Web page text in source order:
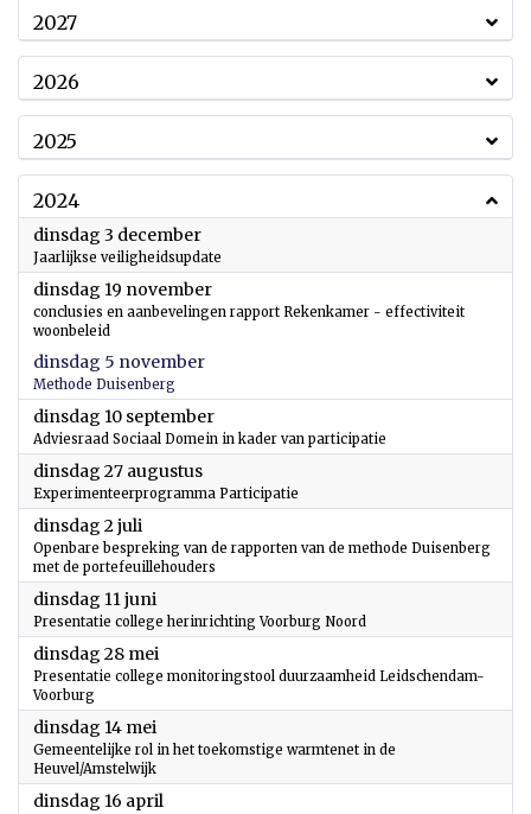
2027
2026
2025
2024
dinsdag 3 december2024
Jaarlijkse veiligheidsupdate
dinsdag 19 november2024
conclusies en aanbevelingen rapport Rekenkamer - effectiviteit
woonbeleid
dinsdag 5 november2024
Methode Duisenberg
dinsdag 10 september2024
Adviesraad Sociaal Domein in kader van participatie
dinsdag 27 augustus2024
Experimenteerprogramma Participatie
dinsdag 2 juli
Openbare bespreking van de rapporten van de methode Duisenberg
met de portefeuillehouders
dinsdag 11 juni
Presentatie college herinrichting Voorburg Noord
dinsdag 28 mei
Presentatie college monitoringstool duurzaamheid Leidschendam-
Voorburg
dinsdag 14 mei
Gemeentelijke rol in het toekomstige warmtenet in de
Heuvel/Amstelwijk
dinsdag 16 april